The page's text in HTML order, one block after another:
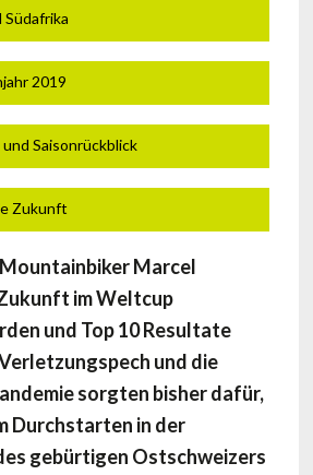
2019
Saisonrückblick
Zukunft
Marcel
im Weltcup
und Top 10 Resultate
und die
sorgten bisher dafür,
Durchstarten in der
gebürtigen Ostschweizers